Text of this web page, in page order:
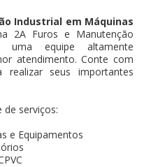
Industrial em Máquinas
2A Furos e Manutenção
uma equipe altamente
atendimento. Conte com
seus importantes
de serviços:
e Equipamentos